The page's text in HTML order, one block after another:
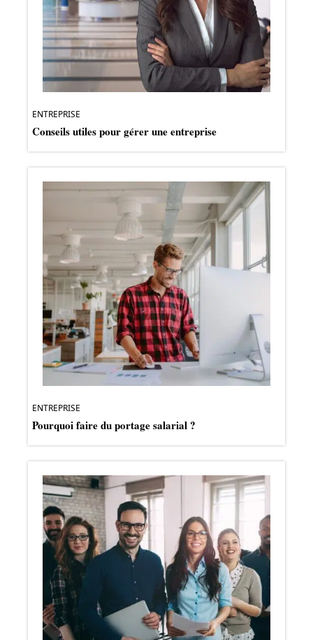
ENTREPRISE
Conseils utiles pour gérer une entreprise
ENTREPRISE
Pourquoi faire du portage salarial ?